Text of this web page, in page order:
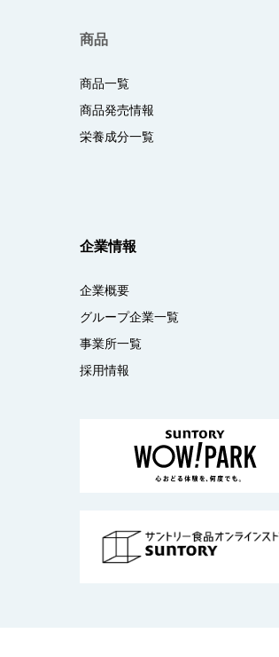
商品
商品一覧
商品発売情報
栄養成分一覧
企業情報
企業概要
グループ企業一覧
事業所一覧
採用情報